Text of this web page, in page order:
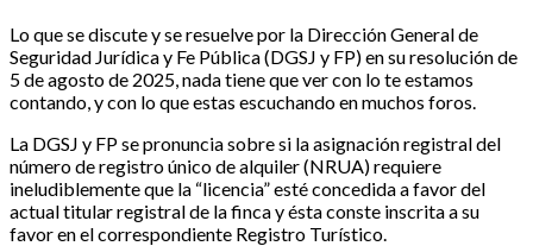
Lo que se discute y se resuelve por la Dirección General de
Seguridad Jurídica y Fe Pública (DGSJ y FP) en su resolución de
5 de agosto de 2025, nada tiene que ver con lo te estamos
contando, y con lo que estas escuchando en muchos foros.
La DGSJ y FP se pronuncia sobre si la asignación registral del
número de registro único de alquiler (NRUA) requiere
ineludiblemente que la “licencia” esté concedida a favor del
actual titular registral de la finca y ésta conste inscrita a su
favor en el correspondiente Registro Turístico.